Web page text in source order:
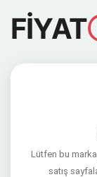
FİYAT
Lütfen bu
satış